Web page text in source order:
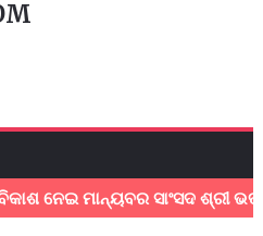
ନେଇ ମାନ୍ୟବର ସାଂସଦ ଶ୍ରୀ